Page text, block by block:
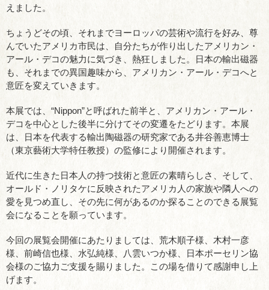
えました。
ちょうどその頃、それまでヨーロッパの芸術や流行を好み、尊
んでいたアメリカ市民は、自分たちが作り出したアメリカン・
アール・デコの魅力に気づき、熱狂しました。日本の輸出磁器
も、それまでの異国趣味から、アメリカン・アール・デコへと
意匠を変えていきます。
本展では、“Nippon”と呼ばれた前半と、アメリカン・アール・
デコを中心とした後半に分けてその変遷をたどります。本展
は、日本を代表する輸出陶磁器の研究家である井谷善恵博士
（東京藝術大学特任教授）の監修により開催されます。
近代に生きた日本人の持つ技術と意匠の素晴らしさ、そして、
オールド・ノリタケに反映されたアメリカ人の家族や隣人への
愛を見つめ直し、その先に何があるのか探ることのできる展覧
会になることを願っています。
今回の展覧会開催にあたりましては、荒木順子様、木村一彦
様、前崎信也様、水弘純様、八雲いつか様、日本ポーセリン協
会様のご協力ご支援を賜りました。この場を借りて感謝申し上
げます。